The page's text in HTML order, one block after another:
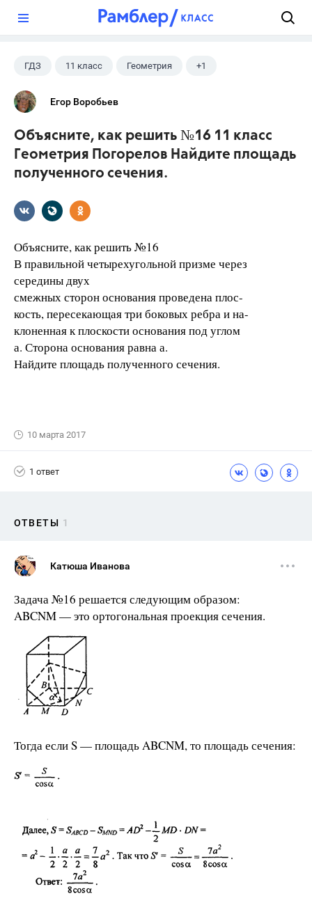
ГДЗ 11 класс Геометрия +1
Погорелов А.В.
Егор Воробьев
Объясните, как решить №16 11 класс
Геометрия Погорелов Найдите площадь
полученного сечения.
Объясните, как решить №16
В правильной четырехугольной призме через
середины двух
смежных сторон основания проведена плос-
кость, пересекающая три боковых ребра и на-
клоненная к плоскости основания под углом
а. Сторона основания равна а.
Найдите площадь полученного сечения.
10 марта 2017
1 ответ
ОТВЕТЫ 1
Катюша Иванова
Задача №16 решается следующим образом:
ABCNM — это ортогональная проекция сечения.
Тогда если S — площадь ABCNM, то площадь сечения: